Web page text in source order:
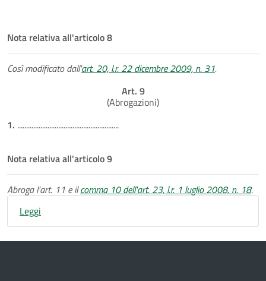
Nota relativa all'articolo 8
Così modificato dall'art. 20, l.r. 22 dicembre 2009, n. 31.
Art. 9
(Abrogazioni)
1. .........................................................
Nota relativa all'articolo 9
Abroga l'art. 11 e ilcomma 10 dell'art. 23, l.r. 1 luglio 2008, n. 18.
Leggi